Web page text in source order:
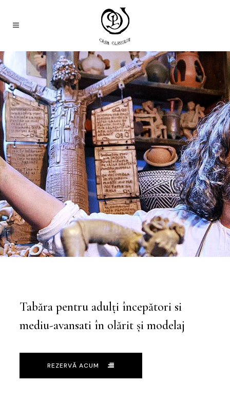
Tabăra pentru adulți începători si
mediu-avansati în olărit și modelaj
REZERVĂ ACUM